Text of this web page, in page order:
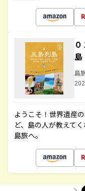
島
ようこそ！世界遺産
ど、島の人が教えて
島旅へ。